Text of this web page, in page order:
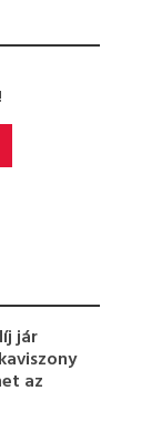
jár
az